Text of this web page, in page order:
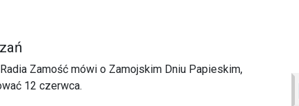
Zamość mówi o Zamojskim Dniu Papieskim,
12 czerwca.